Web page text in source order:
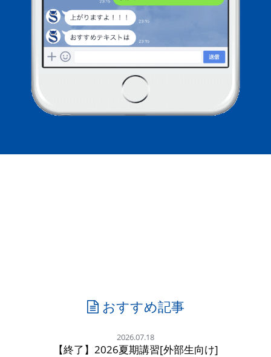
おすすめ記事
2026.07.18
【終了】2026夏期講習[外部生向け]